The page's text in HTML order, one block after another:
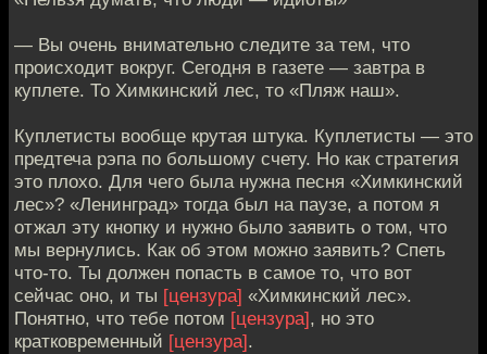
— Вы очень внимательно следите за тем, что
происходит вокруг. Сегодня в газете — завтра в
куплете. То Химкинский лес, то «Пляж наш».
Куплетисты вообще крутая штука. Куплетисты — это
предтеча рэпа по большому счету. Но как стратегия
это плохо. Для чего была нужна песня «Химкинский
лес»? «Ленинград» тогда был на паузе, а потом я
отжал эту кнопку и нужно было заявить о том, что
мы вернулись. Как об этом можно заявить? Спеть
что-то. Ты должен попасть в самое то, что вот
сейчас оно, и ты [цензура] «Химкинский лес».
Понятно, что тебе потом [цензура], но это
кратковременный [цензура].